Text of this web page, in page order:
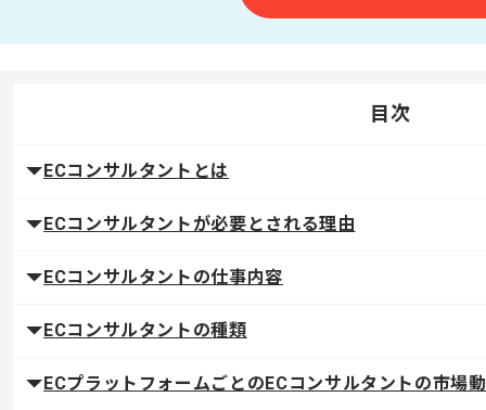
目次
ECコンサルタントとは
ECコンサルタントが必要とされる理由
ECコンサルタントの仕事内容
ECコンサルタントの種類
ECプラットフォームごとのECコンサルタントの市場